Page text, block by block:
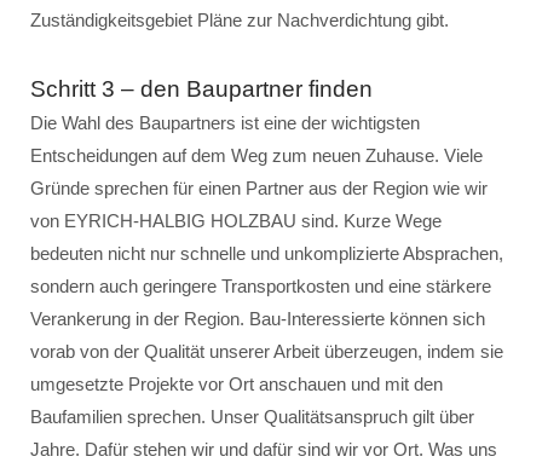
Zuständigkeitsgebiet Pläne zur Nachverdichtung gibt.
Schritt 3 – den Baupartner finden
Die Wahl des Baupartners ist eine der wichtigsten
Entscheidungen auf dem Weg zum neuen Zuhause. Viele
Gründe sprechen für einen Partner aus der Region wie wir
von EYRICH-HALBIG HOLZBAU sind. Kurze Wege
bedeuten nicht nur schnelle und unkomplizierte Absprachen,
sondern auch geringere Transportkosten und eine stärkere
Verankerung in der Region. Bau-Interessierte können sich
vorab von der Qualität unserer Arbeit überzeugen, indem sie
umgesetzte Projekte vor Ort anschauen und mit den
Baufamilien sprechen. Unser Qualitätsanspruch gilt über
Jahre. Dafür stehen wir und dafür sind wir vor Ort. Was uns